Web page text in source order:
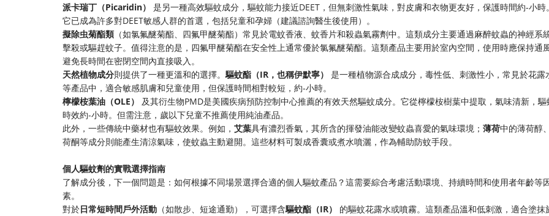
派卡瑞丁（Picaridin）
是另一種高效驅蚊成分，驅蚊能力接近DEET，但無刺激性氣味，對皮膚和衣物更友好，保護時間約-小時。
它已成為許多對DEET敏感人群的首選，包括兒童和孕婦（建議諮詢醫生後使用）。
擬除虫菊酯類 （如氯氟醚菊酯、四氟甲醚菊酯）常見於電蚊香液、蚊香片和殺蟲氣霧劑中。這類成分主要通過麻醉蚊蟲的神經系
擊殺或驅趕蚊子。值得注意的是，四氟甲醚菊酯在安全性上通常優於氯氟醚菊酯。這類產品主要用於室內空間，使用時應保持通
避免長時間在密閉空間內直接吸入。
天然植物成分則提供了一種更溫和的選擇。驅蚊酯（IR，也稱伊默寧）
是一種植物源合成成分，毒性低、刺激性小，常見於花露
等產品中，適合敏感肌膚和兒童使用，但保護時間相對較短，約-小時。
檸檬桉葉油（OLE）
及其衍生物PMD是美國疾病預防控制中心推薦的有效天然驅蚊成分。它從檸檬桉樹葉中提取，氣味清新，驅
時效約-小時。但需注意，歲以下兒童不推薦使用純油產品。
此外，一些傳統中藥材也有驅蚊效果。例如， 艾葉具有濃烈香氣，其所含的揮發油能改變蚊蟲喜愛的氣味環境； 薄荷中的薄荷醇
荷酮等成分則能產生清涼氣味，使蚊蟲主動避開。這些材料可製成香囊或煮水噴灑，作為輔助防蚊手段。
個人驅蚊劑的實戰選擇指南
了解成分後，下一個問題是：如何根據不同場景選擇合適的個人驅蚊產品？這需要綜合考慮活動環境、持續時間和使用者年齡等
素。
對於日常短時間戶外活動 （如散步、短途通勤），可選擇含驅蚊酯（IR）
的驅蚊花露水或噴霧。這類產品溫和低刺激，適合塗抹